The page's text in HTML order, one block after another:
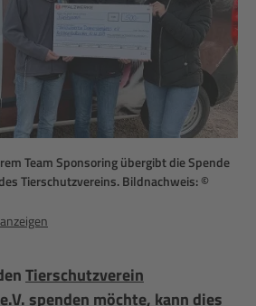
Team Sponsoring übergibt die Spende
Tierschutzvereins. Bildnachweis: ©
Tierschutzverein
spenden möchte, kann dies